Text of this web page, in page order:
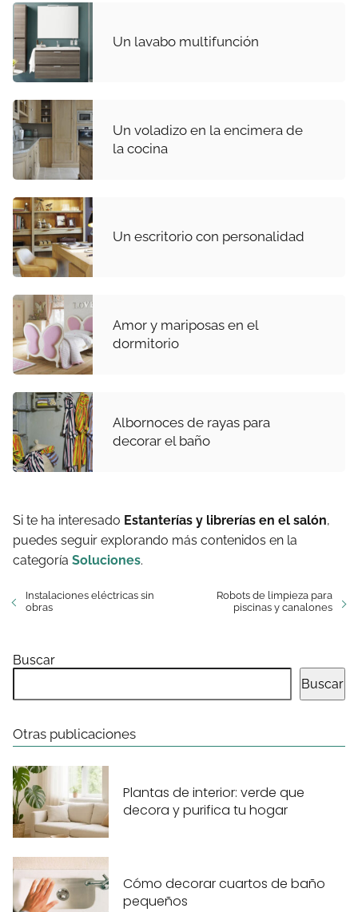
Un lavabo multifunción
Un voladizo en la encimera de
la cocina
Un escritorio con personalidad
Amor y mariposas en el
dormitorio
Albornoces de rayas para
decorar el baño
Si te ha interesado Estanterías y librerías en el salón,
puedes seguir explorando más contenidos en la
categoría Soluciones.
Instalaciones eléctricas sin
obras
Robots de limpieza para
piscinas y canalones
Buscar
Buscar
Otras publicaciones
Plantas de interior: verde que
decora y purifica tu hogar
Cómo decorar cuartos de baño
pequeños